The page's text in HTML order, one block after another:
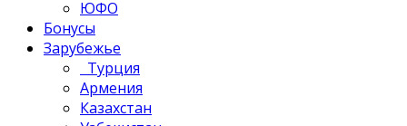
ЮФО
Бонусы
Зарубежье
Турция
Армения
Казахстан